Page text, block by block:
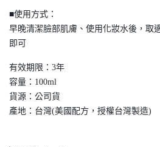
■使用方式：
早晚清潔臉部肌膚、使用化妝水後，取
即可
有效期限：3年
容量：100ml
貨源：公司貨
產地：台灣(美國配方，授權台灣製造)